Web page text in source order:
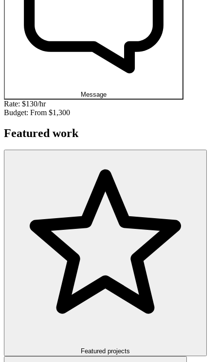
Message
Rate: $130/hr
Budget: From $1,300
Featured work
Featured projects